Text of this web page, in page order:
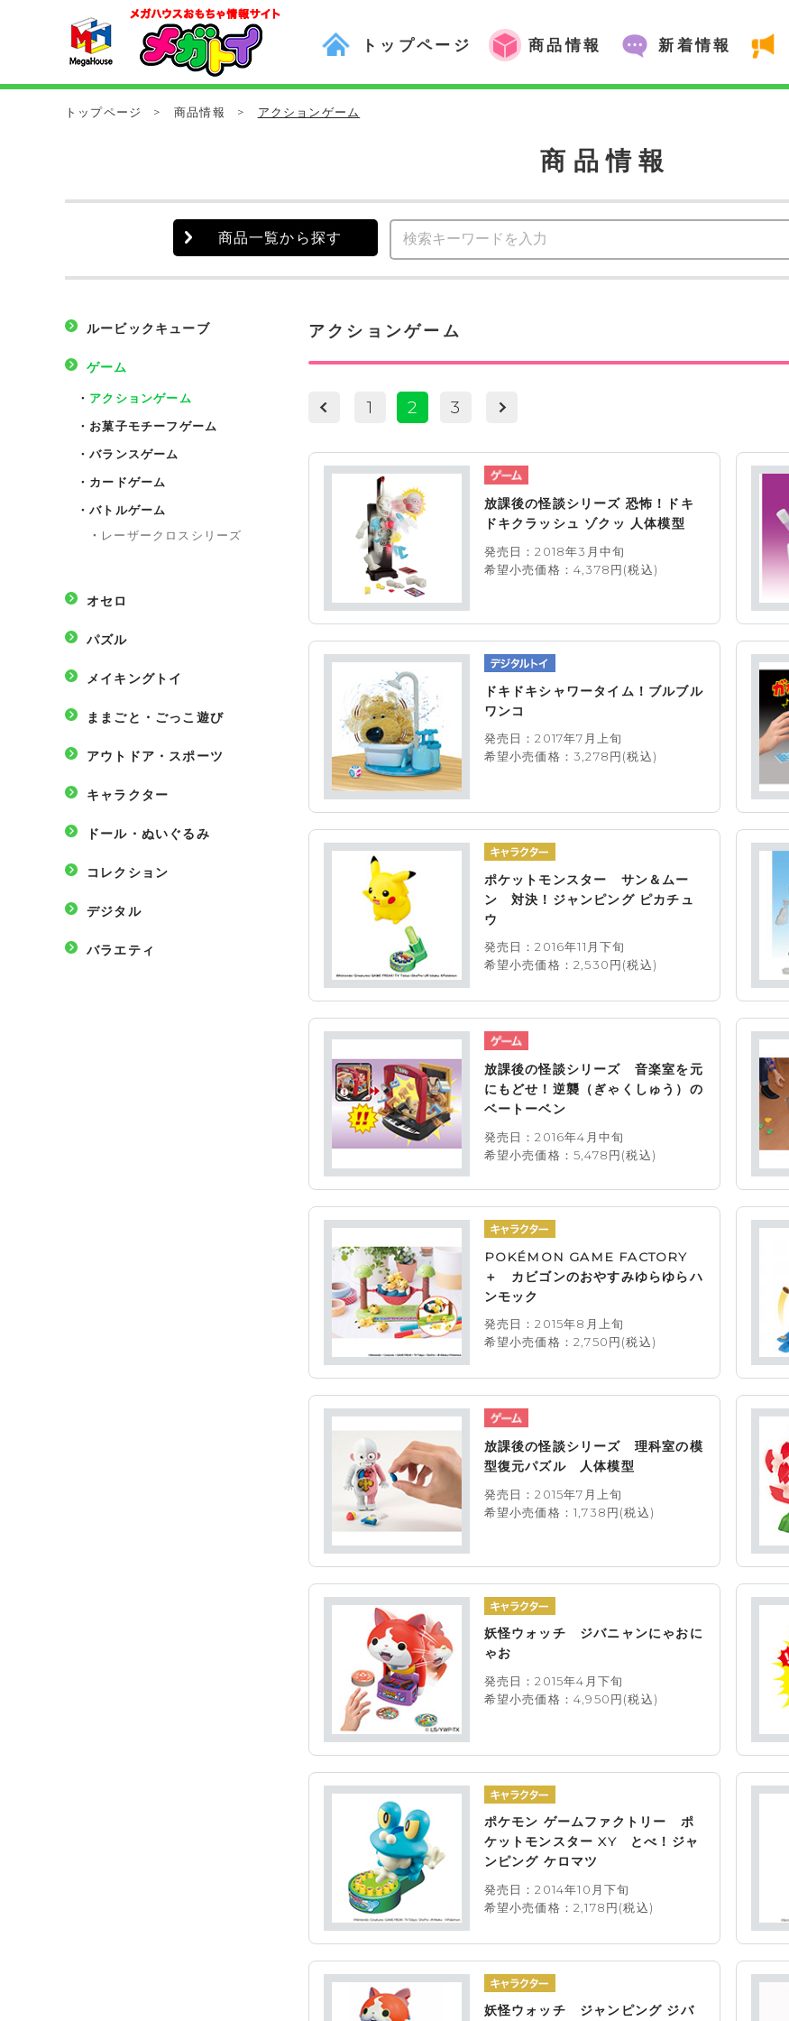
トップページ 商品情報 新着情報
トップページ > 商品情報 > アクションゲーム
商品情報
商品一覧から探す
ルービックキューブ
ゲーム
・ アクションゲーム
・ お菓子モチーフゲーム
・バランスゲーム
・ カードゲーム
・バトルゲーム
・ レーザークロスシリーズ
オセロ
パズル
メイキングトイ
ままごと・ごっこ遊び
アウトドア・スポーツ
キャラクター
ドール・ぬいぐるみ
コレクション
デジタル
バラエティ
アクションゲーム
1 2 3
放課後の怪談シリーズ 恐怖！ドキ
ドキクラッシュ ゾクッ 人体模型
発売日：2018年3月中旬
希望小売価格：4,378円(税込)
ドキドキシャワータイム！ブルブル
ワンコ
発売日：2017年7月上旬
希望小売価格：3,278円(税込)
ポケットモンスター サン＆ムー
ン 対決！ジャンピング ピカチュ
ウ
発売日：2016年11月下旬
希望小売価格：2,530円(税込)
放課後の怪談シリーズ 音楽室を元
にもどせ！逆襲（ぎゃくしゅう）の
ベートーベン
発売日：2016年4月中旬
希望小売価格：5,478円(税込)
POKÉMON GAME FACTORY
＋ カビゴンのおやすみゆらゆらハ
ンモック
発売日：2015年8月上旬
希望小売価格：2,750円(税込)
放課後の怪談シリーズ 理科室の模
型復元パズル 人体模型
発売日：2015年7月上旬
希望小売価格：1,738円(税込)
妖怪ウォッチ ジバニャンにゃおに
ゃお
発売日：2015年4月下旬
希望小売価格：4,950円(税込)
ポケモン ゲームファクトリー ポ
ケットモンスター XY とべ！ジャ
ンピング ケロマツ
発売日：2014年10月下旬
希望小売価格：2,178円(税込)
妖怪ウォッチ ジャンピング ジバ